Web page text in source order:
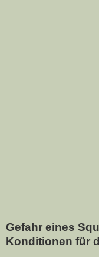
Gefahr eines
Konditionen für